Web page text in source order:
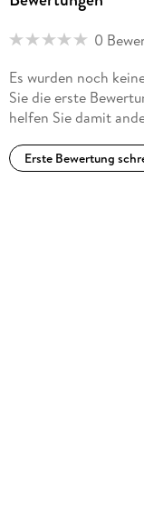
0
Es wurden noch
Sie die erste
helfen Sie damit
Erste Bewertung